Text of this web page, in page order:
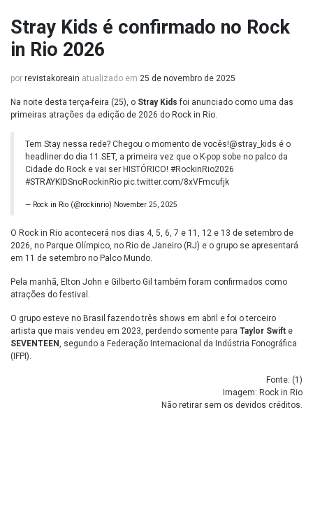
Stray Kids é confirmado no Rock
in Rio 2026
por revistakoreain atualizado em 25 de novembro de 2025
Na noite desta terça-feira (25), o Stray Kids foi anunciado como uma das
primeiras atrações da edição de 2026 do Rock in Rio.
Tem Stay nessa rede? Chegou o momento de vocês!@stray_kids é o
headliner do dia 11.SET, a primeira vez que o K-pop sobe no palco da
Cidade do Rock e vai ser HISTÓRICO! #RockinRio2026
#STRAYKIDSnoRockinRio pic.twitter.com/8xVFmcufjk
— Rock in Rio (@rockinrio) November 25, 2025
O Rock in Rio acontecerá nos dias 4, 5, 6, 7 e 11, 12 e 13 de setembro de
2026, no Parque Olímpico, no Rio de Janeiro (RJ) e o grupo se apresentará
em 11 de setembro no Palco Mundo.
Pela manhã, Elton John e Gilberto Gil também foram confirmados como
atrações do festival.
O grupo esteve no Brasil fazendo três shows em abril e foi o terceiro
artista que mais vendeu em 2023, perdendo somente para Taylor Swift e
SEVENTEEN, segundo a Federação Internacional da Indústria Fonográfica
(IFPI).
Fonte: (1 )
Imagem: Rock in Rio
Não retirar sem os devidos créditos.